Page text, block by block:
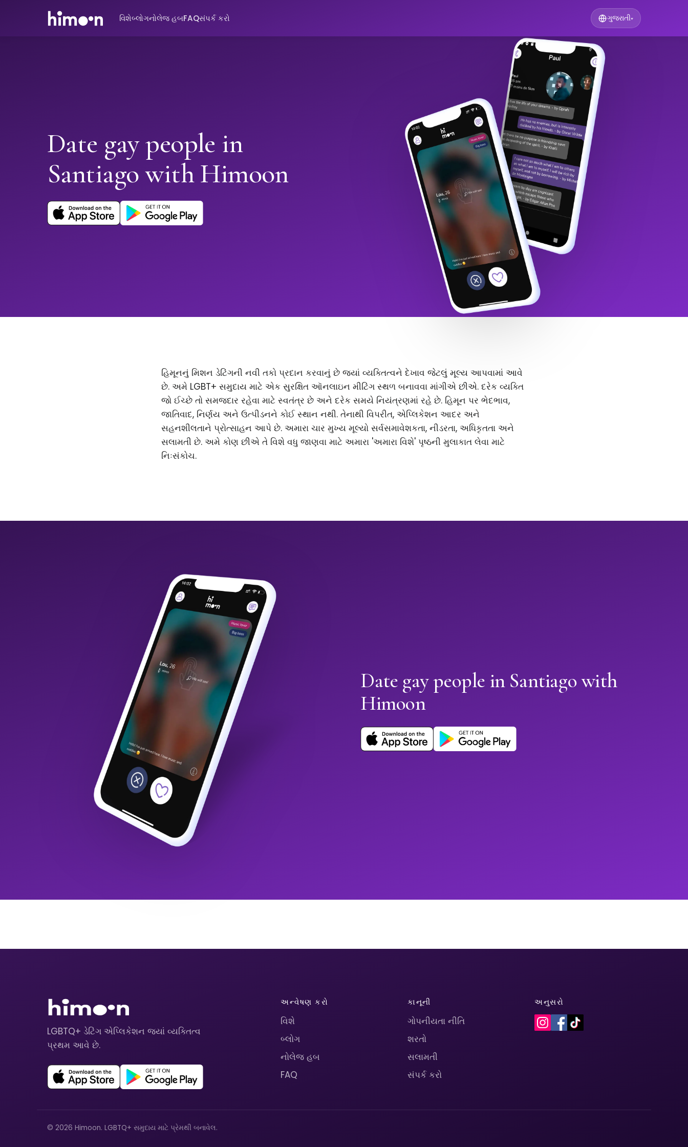
વિશેબ્લોગનોલેજ હબFAQસંપર્ક કરો ગુજરાતી▾
Date gay people in
Santiago with Himoon
હિમૂનનું મિશન ડેટિંગની નવી તકો પ્રદાન કરવાનું છે જ્યાં વ્યક્તિત્વને દેખાવ જેટલું મૂલ્ય આપવામાં આવે
છે. અમે LGBT+ સમુદાય માટે એક સુરક્ષિત ઑનલાઇન મીટિંગ સ્થળ બનાવવા માંગીએ છીએ. દરેક વ્યક્તિ
જો ઈચ્છે તો સમજદાર રહેવા માટે સ્વતંત્ર છે અને દરેક સમયે નિયંત્રણમાં રહે છે. હિમૂન પર ભેદભાવ,
જાતિવાદ, નિર્ણય અને ઉત્પીડનને કોઈ સ્થાન નથી. તેનાથી વિપરીત, એપ્લિકેશન આદર અને
સહનશીલતાને પ્રોત્સાહન આપે છે. અમારા ચાર મુખ્ય મૂલ્યો સર્વસમાવેશકતા, નીડરતા, અધિકૃતતા અને
સલામતી છે. અમે કોણ છીએ તે વિશે વધુ જાણવા માટે અમારા 'અમારા વિશે' પૃષ્ઠની મુલાકાત લેવા માટે
નિઃસંકોચ.
Date gay people in Santiago with
Himoon
LGBTQ+ ડેટિંગ એપ્લિકેશન જ્યાં વ્યક્તિત્વ
પ્રથમ આવે છે.
અન્વેષણ કરો
વિશે
બ્લોગ
નોલેજ હબ
FAQ
કાનૂની
ગોપનીયતા નીતિ
શરતો
સલામતી
સંપર્ક કરો
અનુસરો
© 2026 Himoon. LGBTQ+ સમુદાય માટે પ્રેમથી બનાવેલ.